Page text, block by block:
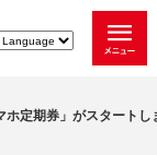
ホ定期券」がスタートし